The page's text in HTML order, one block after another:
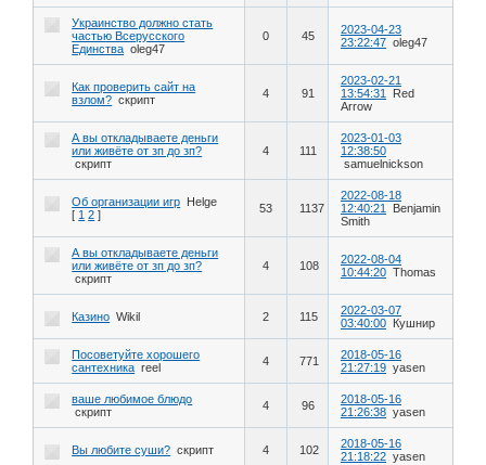
Украинство должно стать
частью Всерусского
Единства oleg47
0 45
2023-04-23
23:22:47 oleg47
Как проверить сайт на
взлом? скрипт 4 91
2023-02-21
13:54:31
Red
Arrow
А вы откладываете деньги
или живёте от зп до зп?
скрипт
4 111
2023-01-03
12:38:50
samuelnickson
Об организации игр
Helge
[ 1 2 ] 53 1137
2022-08-18
12:40:21
Benjamin
Smith
А вы откладываете деньги
или живёте от зп до зп?
скрипт
4 108
2022-08-04
10:44:20 Thomas
Казино Wikil 2 115
2022-03-07
03:40:00
Кушнир
Посоветуйте хорошего
сантехника reel 4 771
2018-05-16
21:27:19 yasen
ваше любимое блюдо
скрипт
4 96
2018-05-16
21:26:38 yasen
Вы любите суши? скрипт 4 102
2018-05-16
21:18:22 yasen